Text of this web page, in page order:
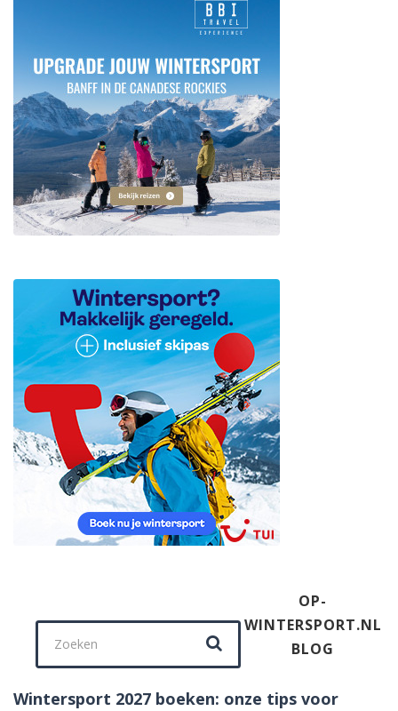
OP-
WINTERSPORT.NL
BLOG
Wintersport 2027 boeken: onze tips voor